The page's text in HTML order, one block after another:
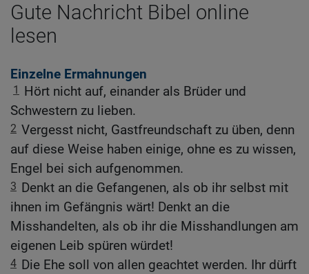
Gute Nachricht Bibel online
lesen
Einzelne Ermahnungen
1
Hört nicht auf, einander als Brüder und
Schwestern zu lieben.
2 Vergesst nicht, Gastfreundschaft zu üben, denn
auf diese Weise haben einige, ohne es zu wissen,
Engel bei sich aufgenommen.
3 Denkt an die Gefangenen, als ob ihr selbst mit
ihnen im Gefängnis wärt! Denkt an die
Misshandelten, als ob ihr die Misshandlungen am
eigenen Leib spüren würdet!
4 Die Ehe soll von allen geachtet werden. Ihr dürft